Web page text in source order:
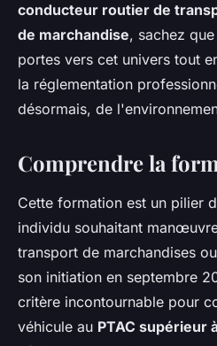
conducteur routier de
de marchandise, sachez
portes vers cet univers tout
la réglementation
désormais, de
Comprendre la
Cette formation est un pilier
individu souhaitant
transport de marchandises
son initiation en septembre
critère incontournable pour
véhicule au PTAC supérieur